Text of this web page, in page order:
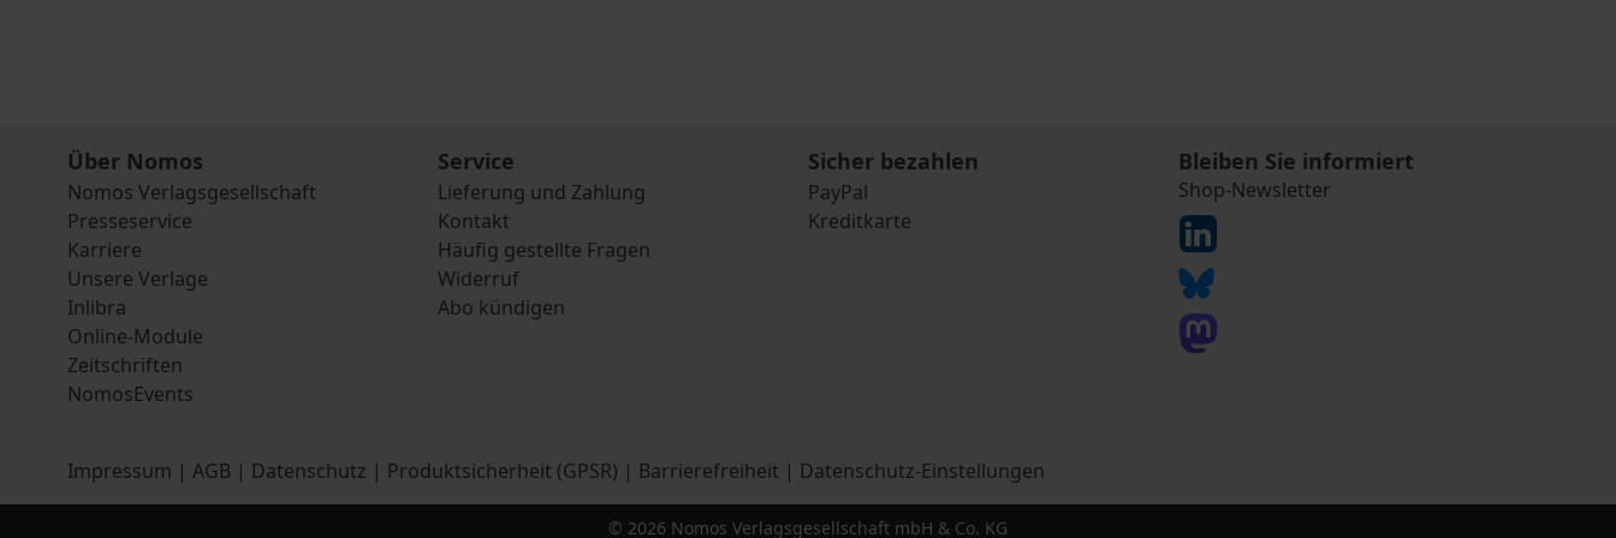
Über Nomos
Nomos Verlagsgesellschaft
Presseservice
Karriere
Unsere Verlage
Inlibra
Online-Module
Zeitschriften
NomosEvents
Service
Lieferung und Zahlung
Kontakt
Häufig gestellte Fragen
Widerruf
Abo kündigen
Sicher bezahlen
PayPal
Kreditkarte
Bleiben Sie informiert
Shop-Newsletter
Impressum | AGB | Datenschutz | Produktsicherheit (GPSR) | Barrierefreiheit | Datenschutz-Einstellungen
© 2026 Nomos Verlagsgesellschaft mbH & Co. KG